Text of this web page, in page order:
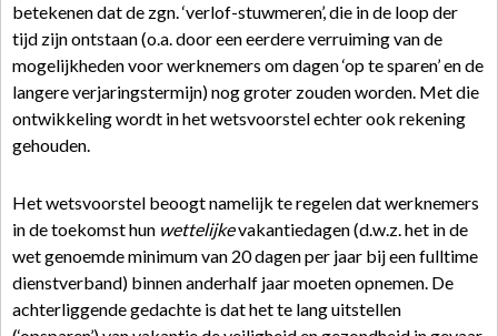
betekenen dat de zgn. ‘verlof-stuwmeren’, die in de loop der
tijd zijn ontstaan (o.a. door een eerdere verruiming van de
mogelijkheden voor werknemers om dagen ‘op te sparen’ en de
langere verjaringstermijn) nog groter zouden worden. Met die
ontwikkeling wordt in het wetsvoorstel echter ook rekening
gehouden.
Het wetsvoorstel beoogt namelijk te regelen dat werknemers
in de toekomst hun wettelijkevakantiedagen (d.w.z. het in de
wet genoemde minimum van 20 dagen per jaar bij een fulltime
dienstverband) binnen anderhalf jaar moeten opnemen. De
achterliggende gedachte is dat het te lang uitstellen